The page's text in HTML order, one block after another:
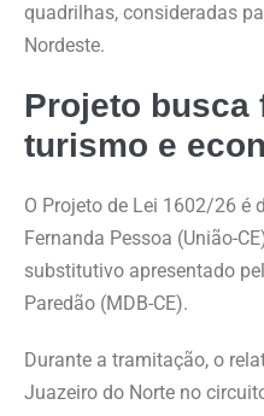
quadrilhas, consideradas
Nordeste.
Projeto busca
turismo e
O Projeto de Lei 1602/26 é
Fernanda Pessoa (União-
substitutivo apresentado
Paredão (MDB-CE).
Durante a tramitação, o
Juazeiro do Norte no